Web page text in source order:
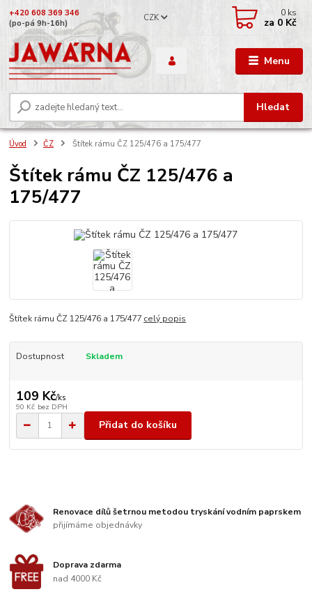
Menu
CZK
Hledat
+420 608 369 346
(po-pá 9h-16h)
0 ks
za 0 Kč
Úvod ČZ Štítek rámu ČZ 125/476 a 175/477
Štítek rámu ČZ 125/476 a
175/477
Štítek rámu ČZ 125/476 a 175/477 celý popis
Dostupnost Skladem
109 Kč/ks
90 Kč bez DPH
Přidat do košíku
Renovace dílů šetrnou metodou tryskání vodním paprskem
přijímáme objednávky
Doprava zdarma
nad 4000 Kč